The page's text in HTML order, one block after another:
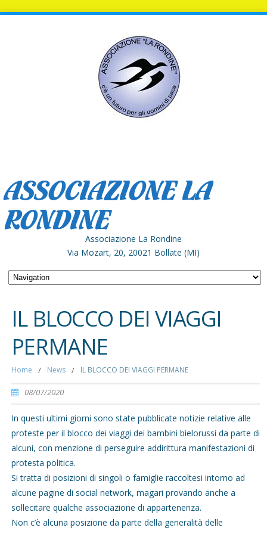
ASSOCIAZIONE LA
RONDINE
Associazione La Rondine
Via Mozart, 20, 20021 Bollate (MI)
IL BLOCCO DEI VIAGGI
PERMANE
Home / News / IL BLOCCO DEI VIAGGI PERMANE
08/07/2020
In questi ultimi giorni sono state pubblicate notizie relative alle
proteste per il blocco dei viaggi dei bambini bielorussi da parte di
alcuni, con menzione di perseguire addirittura manifestazioni di
protesta politica.
Si tratta di posizioni di singoli o famiglie raccoltesi intorno ad
alcune pagine di social network, magari provando anche a
sollecitare qualche associazione di appartenenza.
Non c’è alcuna posizione da parte della generalità delle